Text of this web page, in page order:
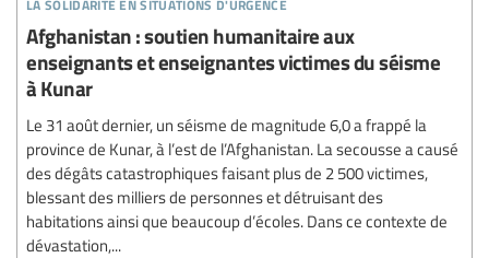
Afghanistan : soutien humanitaire aux
enseignants et enseignantes victimes du séisme
à Kunar
Le 31 août dernier, un séisme de magnitude 6,0 a frappé la
province de Kunar, à l’est de l’Afghanistan. La secousse a causé
des dégâts catastrophiques faisant plus de 2 500 victimes,
blessant des milliers de personnes et détruisant des
habitations ainsi que beaucoup d’écoles. Dans ce contexte de
dévastation,...